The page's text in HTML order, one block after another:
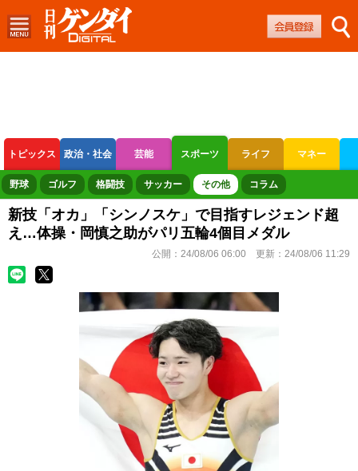
トピックス 政治・社会 芸能 スポーツ ライフ マネー
ボートレース 競輪 オートレース
野球 ゴルフ 格闘技 サッカー その他 コラム
新技「オカ」「シンノスケ」で目指すレジェンド超
え…体操・岡慎之助がパリ五輪4個目メダル
公開： 24/08/06 06:00 更新： 24/08/06 11:29